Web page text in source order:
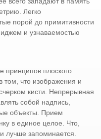
Легко
порой до примитивности
и узнаваемостью
принципов плоского
том, что изображения и
кисти. Непрерывная
собой надпись,
объекты. Прием
в единое целое. Что,
лучше запоминается.